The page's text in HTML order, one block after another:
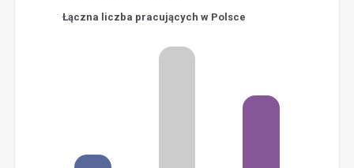
Łączna liczba pracujących w Polsce